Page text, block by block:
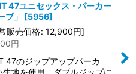
47ユニセックス・パーカー
ブ」
[5956]
販売価格: 12,900円]
円
47のジップアップパーカ
地を使用。ダブルジップに